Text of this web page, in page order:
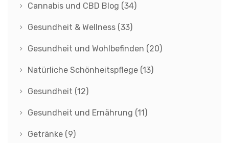
Cannabis und CBD Blog (34)
Gesundheit & Wellness (33)
Gesundheit und Wohlbefinden (20)
Natürliche Schönheitspflege (13)
Gesundheit (12)
Gesundheit und Ernährung (11)
Getränke (9)